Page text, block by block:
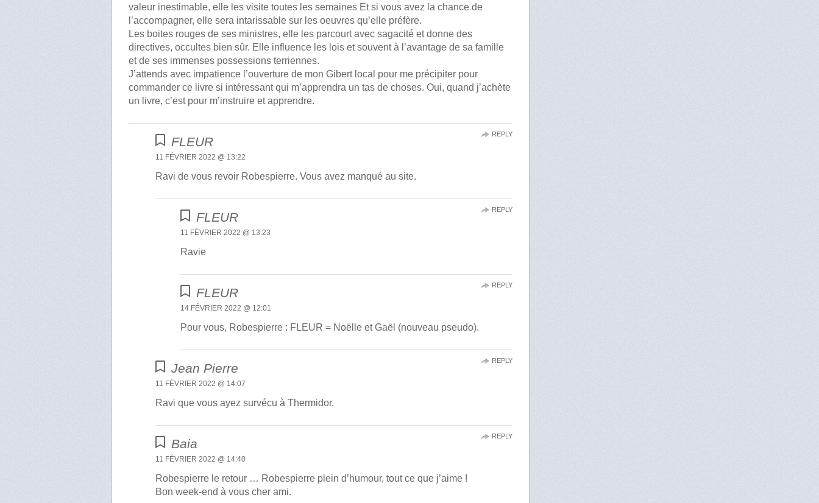
valeur inestimable, elle les visite toutes les semaines Et si vous avez la chance de
l’accompagner, elle sera intarissable sur les oeuvres qu’elle préfère.
Les boites rouges de ses ministres, elle les parcourt avec sagacité et donne des
directives, occultes bien sûr. Elle influence les lois et souvent à l’avantage de sa famille
et de ses immenses possessions terriennes.
J’attends avec impatience l’ouverture de mon Gibert local pour me précipiter pour
commander ce livre si intéressant qui m’apprendra un tas de choses. Oui, quand j’achète
un livre, c’est pour m’instruire et apprendre.
FLEUR
11 FÉVRIER 2022 @ 13:22
Ravi de vous revoir Robespierre. Vous avez manqué au site.
REPLY
FLEUR
11 FÉVRIER 2022 @ 13:23
Ravie
REPLY
FLEUR
14 FÉVRIER 2022 @ 12:01
Pour vous, Robespierre : FLEUR = Noëlle et Gaël (nouveau pseudo).
REPLY
Jean Pierre
11 FÉVRIER 2022 @ 14:07
Ravi que vous ayez survécu à Thermidor.
REPLY
Baia
11 FÉVRIER 2022 @ 14:40
Robespierre le retour … Robespierre plein d’humour, tout ce que j’aime !
Bon week-end à vous cher ami.
REPLY